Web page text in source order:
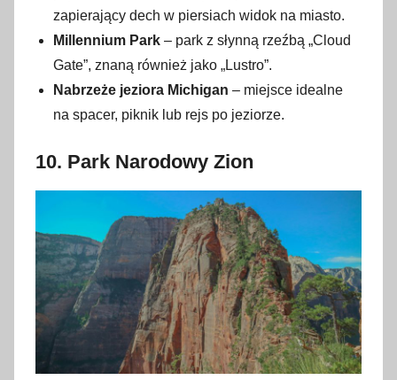
zapierający dech w piersiach widok na miasto.
Millennium Park – park z słynną rzeźbą „Cloud
Gate”, znaną również jako „Lustro”.
Nabrzeże jeziora Michigan – miejsce idealne
na spacer, piknik lub rejs po jeziorze.
10. Park Narodowy Zion